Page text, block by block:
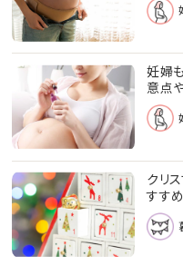
妊婦
意点
クリ
すす